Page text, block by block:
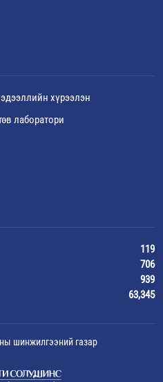
хүрээлэн
лаборатори
119
706
939
63,345
шинжилгээний газар